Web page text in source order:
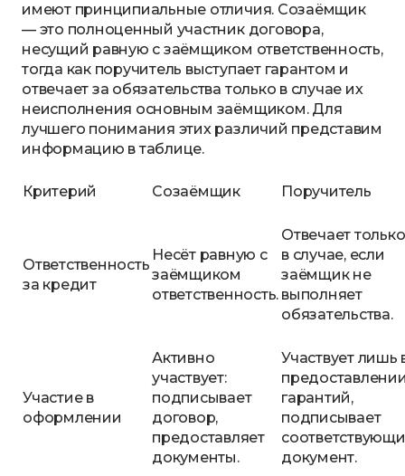
имеют принципиальные отличия. Созаёмщик
— это полноценный участник договора,
несущий равную с заёмщиком ответственность,
тогда как поручитель выступает гарантом и
отвечает за обязательства только в случае их
неисполнения основным заёмщиком. Для
лучшего понимания этих различий представим
информацию в таблице.
Критерий Созаёмщик Поручитель
Ответственность
за кредит
Несёт равную с
заёмщиком
ответственность.
Отвечает только
в случае, если
заёмщик не
выполняет
обязательства.
Участие в
оформлении
Активно
участвует:
подписывает
договор,
предоставляет
документы.
Участвует лишь
гарантий,
подписывает
документ.